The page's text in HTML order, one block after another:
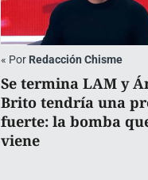
« Por Redacción Chisme
Se termina LAM y
Brito tendría una
fuerte: la bomba
viene